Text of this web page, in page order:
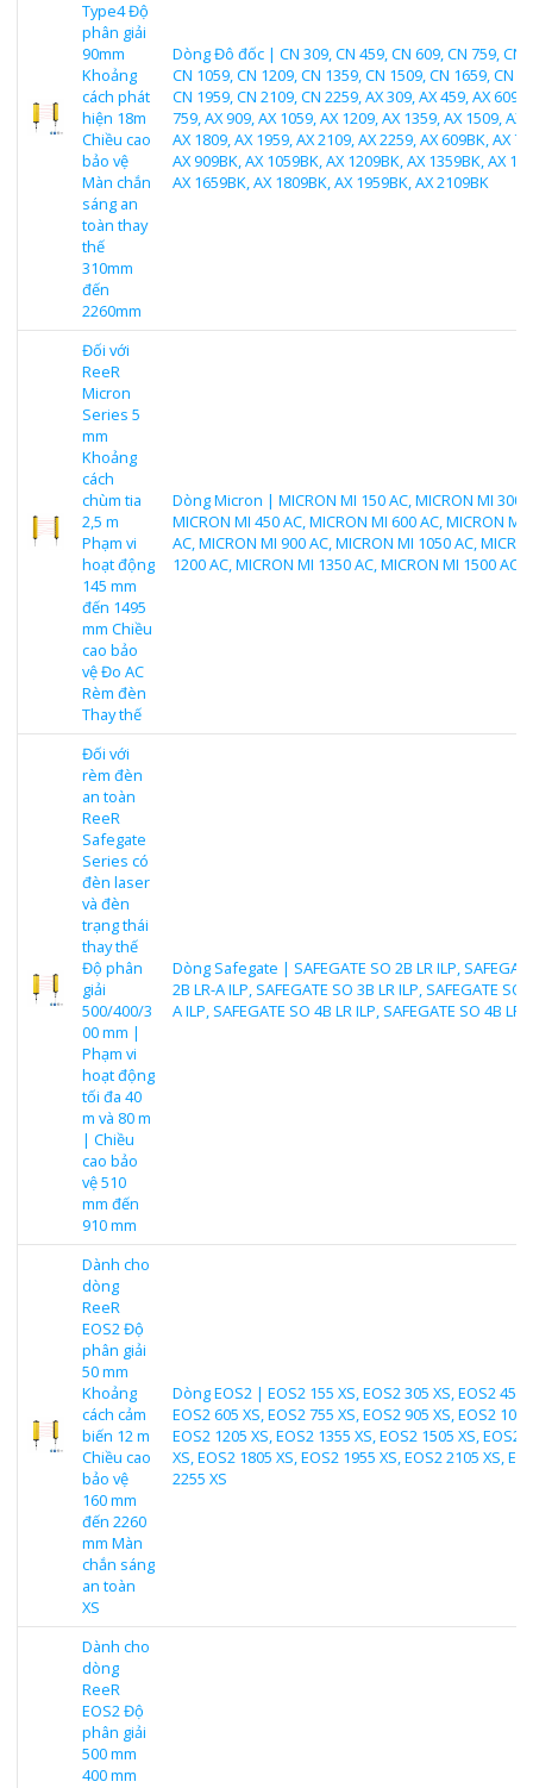
Type4 Độ
phân giải
90mm
Khoảng
cách phát
hiện 18m
Chiều cao
bảo vệ
Màn chắn
sáng an
toàn thay
thế
310mm
đến
2260mm
Dòng Đô đốc | CN 309, CN 459, CN 609, CN 759, CN
CN 1059, CN 1209, CN 1359, CN 1509, CN 1659, CN
CN 1959, CN 2109, CN 2259, AX 309, AX 459, AX 609,
759, AX 909, AX 1059, AX 1209, AX 1359, AX 1509, AX
AX 1809, AX 1959, AX 2109, AX 2259, AX 609BK, AX
AX 909BK, AX 1059BK, AX 1209BK, AX 1359BK, AX
AX 1659BK, AX 1809BK, AX 1959BK, AX 2109BK
Đối với
ReeR
Micron
Series 5
mm
Khoảng
cách
chùm tia
2,5 m
Phạm vi
hoạt động
145 mm
đến 1495
mm Chiều
cao bảo
vệ Đo AC
Rèm đèn
Thay thế
Dòng Micron | MICRON MI 150 AC, MICRON MI 300
MICRON MI 450 AC, MICRON MI 600 AC, MICRON MI
AC, MICRON MI 900 AC, MICRON MI 1050 AC,
1200 AC, MICRON MI 1350 AC, MICRON MI 1500 AC
Đối với
rèm đèn
an toàn
ReeR
Safegate
Series có
đèn laser
và đèn
trạng thái
thay thế
Độ phân
giải
500/400/3
00 mm |
Phạm vi
hoạt động
tối đa 40
m và 80 m
| Chiều
cao bảo
vệ 510
mm đến
910 mm
Dòng Safegate | SAFEGATE SO 2B LR ILP,
2B LR-A ILP, SAFEGATE SO 3B LR ILP, SAFEGATE SO
A ILP, SAFEGATE SO 4B LR ILP, SAFEGATE SO 4B LR-
Dành cho
dòng
ReeR
EOS2 Độ
phân giải
50 mm
Khoảng
cách cảm
biến 12 m
Chiều cao
bảo vệ
160 mm
đến 2260
mm Màn
chắn sáng
an toàn
XS
Dòng EOS2 | EOS2 155 XS, EOS2 305 XS, EOS2 455
EOS2 605 XS, EOS2 755 XS, EOS2 905 XS, EOS2
EOS2 1205 XS, EOS2 1355 XS, EOS2 1505 XS, EOS2
XS, EOS2 1805 XS, EOS2 1955 XS, EOS2 2105 XS,
2255 XS
Dành cho
dòng
ReeR
EOS2 Độ
phân giải
500 mm
400 mm